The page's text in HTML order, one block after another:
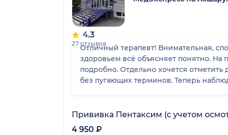
4.3
27 отзывов
Отличный терапевт! Внимательная,
здоровьем всё объясняет понятно. На
подробно. Отдельно хочется отметить доброжелательность и терпение: на все мои вопросы отвечали без спешки, простыми словами,
без пугающих терминов. Теперь
Прививка Пентаксим (с учетом
4 950 ₽